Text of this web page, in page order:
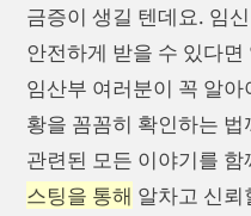
금증이 생길 텐데요. 임
안전하게 받을 수 있다
임산부 여러분이 꼭 알
황을 꼼꼼히 확인하는 법
관련된 모든 이야기를
스팅을 통해 알차고 신뢰